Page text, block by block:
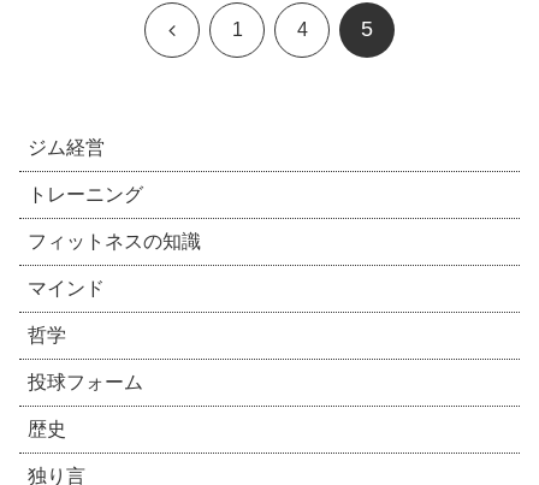
前 1 4 5
ジム経営
トレーニング
フィットネスの知識
マインド
哲学
投球フォーム
歴史
独り言